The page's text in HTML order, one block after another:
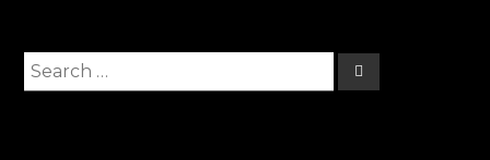
Search
for:
Search